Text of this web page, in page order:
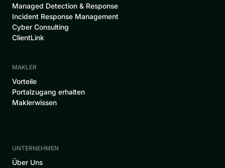
Managed Detection & Response
Incident Response Management
Cyber Consulting
ClientLink
MAKLER
Vorteile
Portalzugang erhalten
Maklerwissen
UNTERNEHMEN
‍Über Uns